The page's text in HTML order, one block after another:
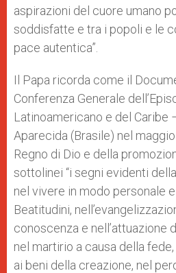
aspirazioni del cuore umano
soddisfatte e tra i popoli e le
pace autentica”.
Il Papa ricorda come il
Conferenza Generale
Latinoamericano e del Caribe
Aparecida (Brasile) nel
Regno di Dio e della
sottolinei “i segni evidenti
nel vivere in modo personale
Beatitudini,
conoscenza e nell’attuazione
nel martirio a causa della
ai beni della creazione, nel